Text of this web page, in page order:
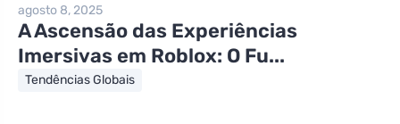
agosto 8, 2025
A Ascensão das Experiências
Imersivas em Roblox: O Fu...
Tendências Globais